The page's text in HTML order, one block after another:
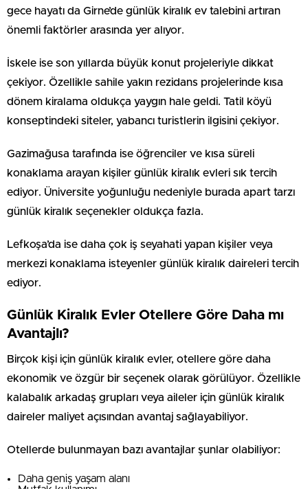
gece hayatı da Girne’de günlük kiralık ev talebini artıran
önemli faktörler arasında yer alıyor.
İskele ise son yıllarda büyük konut projeleriyle dikkat
çekiyor. Özellikle sahile yakın rezidans projelerinde kısa
dönem kiralama oldukça yaygın hale geldi. Tatil köyü
konseptindeki siteler, yabancı turistlerin ilgisini çekiyor.
Gazimağusa tarafında ise öğrenciler ve kısa süreli
konaklama arayan kişiler günlük kiralık evleri sık tercih
ediyor. Üniversite yoğunluğu nedeniyle burada apart tarzı
günlük kiralık seçenekler oldukça fazla.
Lefkoşa’da ise daha çok iş seyahati yapan kişiler veya
merkezi konaklama isteyenler günlük kiralık daireleri tercih
ediyor.
Günlük Kiralık Evler Otellere Göre Daha mı
Avantajlı?
Birçok kişi için günlük kiralık evler, otellere göre daha
ekonomik ve özgür bir seçenek olarak görülüyor. Özellikle
kalabalık arkadaş grupları veya aileler için günlük kiralık
daireler maliyet açısından avantaj sağlayabiliyor.
Otellerde bulunmayan bazı avantajlar şunlar olabiliyor:
Daha geniş yaşam alanı